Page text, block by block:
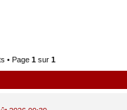
• Page 1 sur 1